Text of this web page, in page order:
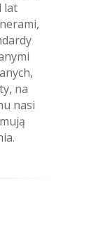
lat
na
nasi